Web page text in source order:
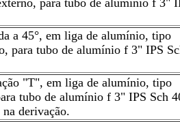
para tubo de alumínio f 3"
a 45°, em liga de alumínio, tipo
para tubo de alumínio f 3" IPS
"T", em liga de alumínio, tipo
tubo de alumínio f 3" IPS Sch
na derivação.